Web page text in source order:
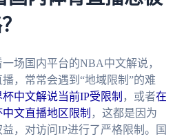
场国内平台的NBA中文解说，
，常常会遇到“地域限制”的难
中文解说当前IP受限制 ，或者在
文直播地区限制 ，这都是因为
，对访问IP进行了严格限制。国